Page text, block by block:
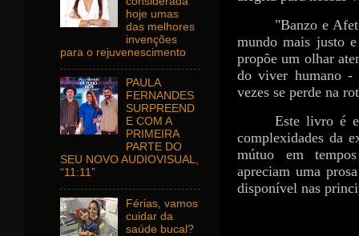
"Banzo e
mundo mais justo
propõe um olhar
do viver humano -
vezes se perde na
Este livro é
complexidades da
mútuo em
apreciam uma
disponível nas
hoje umas
das melhores
invenções
para o rejuvenescimento
PAULA
FERNANDES
SURPREEND
E COM A
PRIMEIRA
PARTE DO
SEU NOVO AUDIOVISUAL,
“11:11”
Férias, vamos
cuidar da
saúde bucal?